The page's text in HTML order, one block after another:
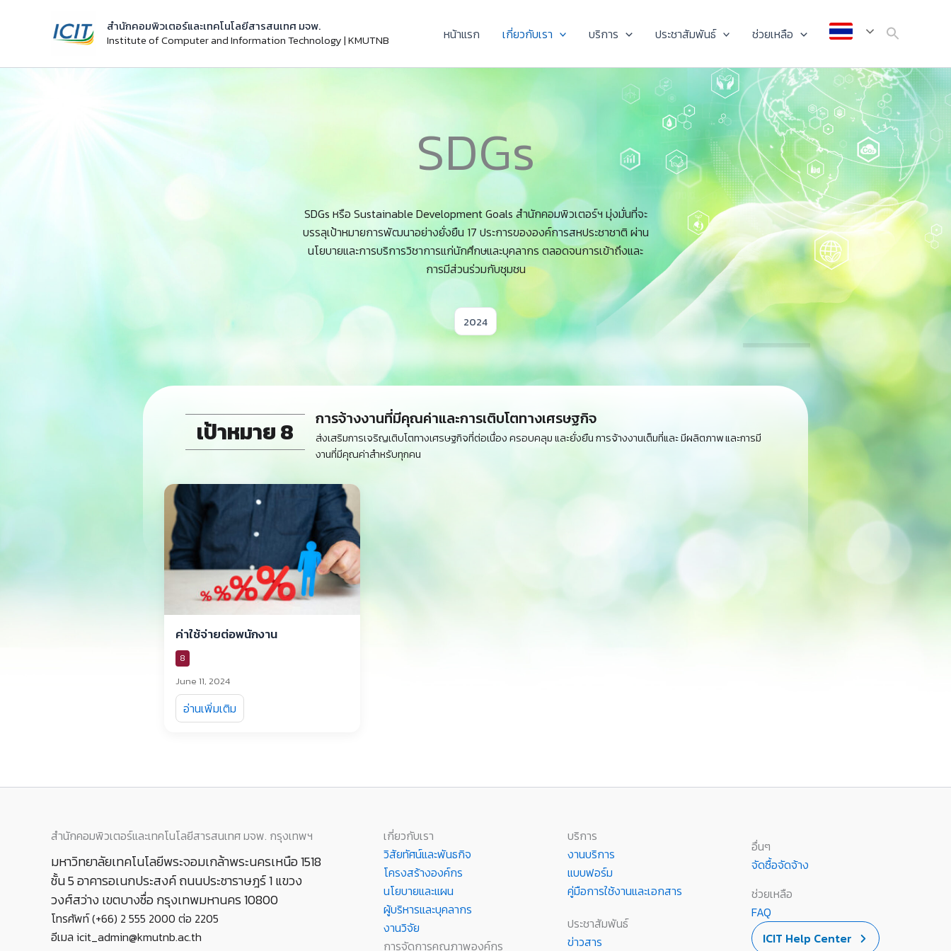
สำนักคอมพิวเตอร์และเทคโนโลยีสารสนเทศ มจพ.
Institute of Computer and Information Technology | KMUTNB
หน้าแรก เกี่ยวกับเรา บริการ ประชาสัมพันธ์ ช่วยเหลือ
SDGs
SDGs หรือ Sustainable Development Goals สำนักคอมพิวเตอร์ฯ มุ่งมั่นที่จะ
บรรลุเป้าหมายการพัฒนาอย่างยั่งยืน 17 ประการขององค์การสหประชาชาติ ผ่าน
นโยบายและการบริการวิชาการแก่นักศึกษและบุคลากร ตลอดจนการเข้าถึงและ
การมีส่วนร่วมกับชุมชน
Year
เป้าหมาย 8 การจ้างงานที่มีคุณค่าและการเติบโตทางเศรษฐกิจ
ส่งเสริมการเจริญเติบโตทางเศรษฐกิจที่ต่อเนื่อง ครอบคลุม และยั่งยืน การจ้างงานเต็มที่และ มีผลิตภาพ และการมี
งานที่มีคุณค่าสำหรับทุกคน
ค่าใช้จ่ายต่อพนักงาน
8
June 11, 2024
อ่านเพิ่มเติม
สำนักคอมพิวเตอร์และเทคโนโลยีสารสนเทศ มจพ. กรุงเทพฯ
มหาวิทยาลัยเทคโนโลยีพระจอมเกล้าพระนครเหนือ 1518
ชั้น 5 อาคารอเนกประสงค์ ถนนประชาราษฎร์ 1 แขวง
วงศ์สว่าง เขตบางซื่อ กรุงเทพมหานคร 10800
โทรศัพท์ (+66) 2 555 2000 ต่อ 2205
อีเมล icit_admin@kmutnb.ac.th
เกี่ยวกับเรา
วิสัยทัศน์และพันธกิจ
โครงสร้างองค์กร
นโยบายและแผน
ผู้บริหารและบุคลากร
งานวิจัย
การจัดการคุณภาพองค์กร
บริการ
งานบริการ
แบบฟอร์ม
คู่มือการใช้งานและเอกสาร
ประชาสัมพันธ์
ข่าวสาร
อื่นๆ
จัดซื้อจัดจ้าง
ช่วยเหลือ
FAQ
ICIT Help Center